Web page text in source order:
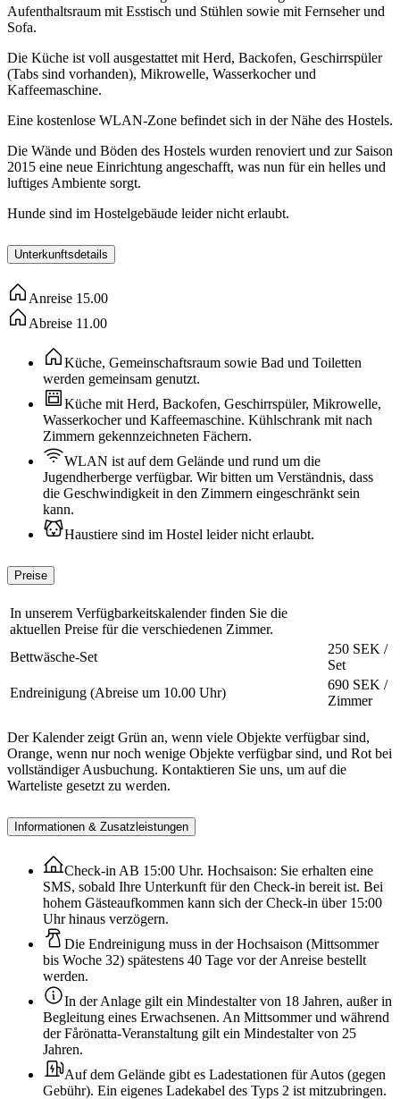
Aufenthaltsraum mit Esstisch und Stühlen sowie mit Fernseher und
Sofa.
Die Küche ist voll ausgestattet mit Herd, Backofen, Geschirrspüler
(Tabs sind vorhanden), Mikrowelle, Wasserkocher und
Kaffeemaschine.
Eine kostenlose WLAN-Zone befindet sich in der Nähe des Hostels.
Die Wände und Böden des Hostels wurden renoviert und zur Saison
2015 eine neue Einrichtung angeschafft, was nun für ein helles und
luftiges Ambiente sorgt.
Hunde sind im Hostelgebäude leider nicht erlaubt.
Unterkunftsdetails
Anreise 15.00
Abreise 11.00
Küche, Gemeinschaftsraum sowie Bad und Toiletten
werden gemeinsam genutzt.
Küche mit Herd, Backofen, Geschirrspüler, Mikrowelle,
Wasserkocher und Kaffeemaschine. Kühlschrank mit nach
Zimmern gekennzeichneten Fächern.
WLAN ist auf dem Gelände und rund um die
Jugendherberge verfügbar. Wir bitten um Verständnis, dass
die Geschwindigkeit in den Zimmern eingeschränkt sein
kann.
Haustiere sind im Hostel leider nicht erlaubt.
Preise
In unserem Verfügbarkeitskalender finden Sie die
aktuellen Preise für die verschiedenen Zimmer.
Bettwäsche-Set
250 SEK /
Set
Endreinigung (Abreise um 10.00 Uhr)
690 SEK /
Zimmer
Der Kalender zeigt Grün an, wenn viele Objekte verfügbar sind,
Orange, wenn nur noch wenige Objekte verfügbar sind, und Rot bei
vollständiger Ausbuchung. Kontaktieren Sie uns, um auf die
Warteliste gesetzt zu werden.
Informationen & Zusatzleistungen
Check-in AB 15:00 Uhr. Hochsaison: Sie erhalten eine
SMS, sobald Ihre Unterkunft für den Check-in bereit ist. Bei
hohem Gästeaufkommen kann sich der Check-in über 15:00
Uhr hinaus verzögern.
Die Endreinigung muss in der Hochsaison (Mittsommer
bis Woche 32) spätestens 40 Tage vor der Anreise bestellt
werden.
In der Anlage gilt ein Mindestalter von 18 Jahren, außer in
Begleitung eines Erwachsenen. An Mittsommer und während
der Fårönatta-Veranstaltung gilt ein Mindestalter von 25
Jahren.
Auf dem Gelände gibt es Ladestationen für Autos (gegen
Gebühr). Ein eigenes Ladekabel des Typs 2 ist mitzubringen.